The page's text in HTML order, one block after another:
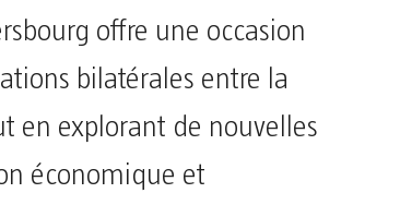
offre une occasion
bilatérales entre la
en explorant de nouvelles
économique et